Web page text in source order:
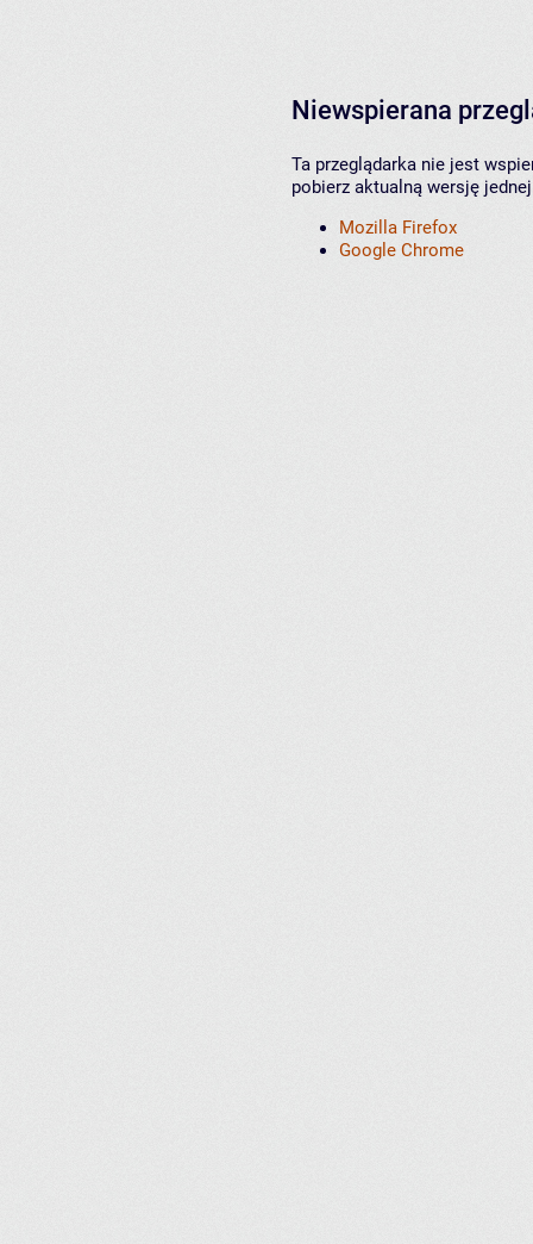
Niewspierana
Ta przeglądarka nie jest
pobierz aktualną wersję
Mozilla Firefox
Google Chrome